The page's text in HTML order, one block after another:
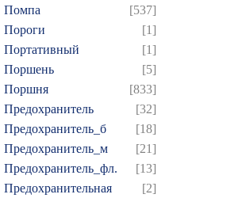
Помпа
[537]
Пороги
[1]
Портативный
[1]
Поршень
[5]
Поршня
[833]
Предохранитель
[32]
Предохранитель_б
[18]
Предохранитель_м
[21]
Предохранитель_фл.
[13]
Предохранительная
[2]